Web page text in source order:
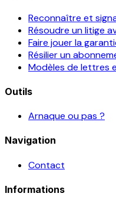
Reconnaître et
Résoudre un litige
Faire jouer la
Résilier un
Modèles de lettres
Outils
Arnaque ou pas ?
Navigation
Contact
Informations